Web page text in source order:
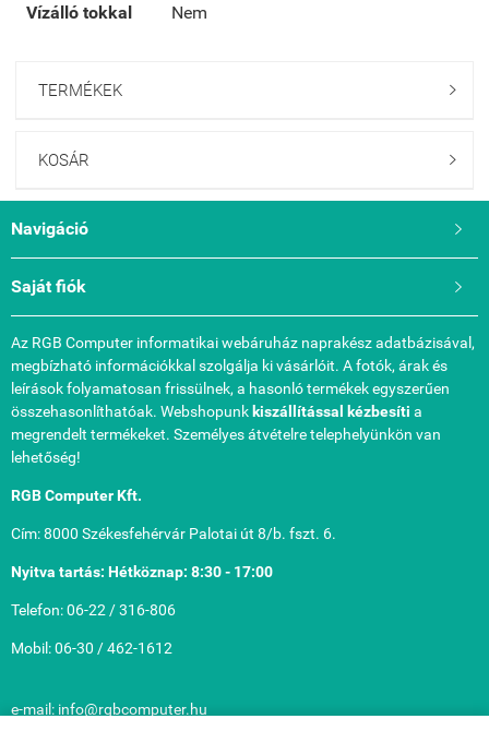
Vízálló tokkal
Nem
TERMÉKEK 
KOSÁR 
Navigáció 
Saját fiók 
Az RGB Computer informatikai webáruház naprakész adatbázisával,
megbízható információkkal szolgálja ki vásárlóit. A fotók, árak és
leírások folyamatosan frissülnek, a hasonló termékek egyszerűen
összehasonlíthatóak. Webshopunkkiszállítással kézbesíti a
megrendelt termékeket. Személyes átvételre telephelyünkön van
lehetőség!
RGB Computer Kft.
Cím: 8000 Székesfehérvár Palotai út 8/b. fszt. 6.
Nyitva tartás: Hétköznap: 8:30 - 17:00
Telefon: 06-22 / 316-806
Mobil: 06-30 / 462-1612
e-mail: info@rgbcomputer.hu